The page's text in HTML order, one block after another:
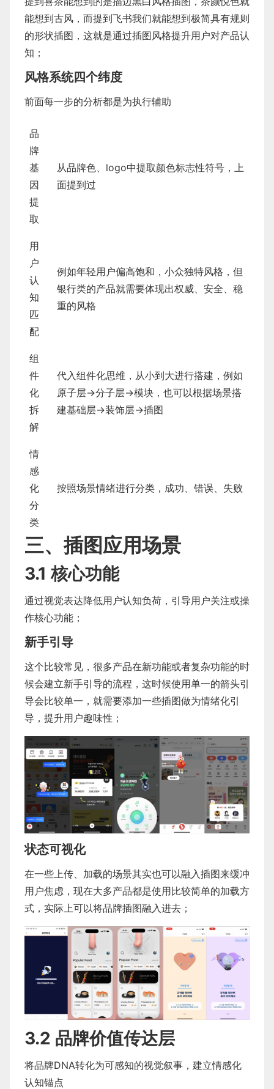
能想到古风，而提到飞书我们就能想到极简具有规则
的形状插图，这就是通过插图风格提升用户对产品认
知；
风格系统四个纬度
前面每一步的分析都是为执行辅助
品
牌
基
因
提
取
从品牌色、logo中提取颜色标志性符号，上
面提到过
用
户
认
知
匹
配
例如年轻用户偏高饱和，小众独特风格，但
银行类的产品就需要体现出权威、安全、稳
重的风格
组
件
化
拆
解
代入组件化思维，从小到大进行搭建，例如
原子层→分子层→模块，也可以根据场景搭
建基础层→装饰层→插图
情
感
化
分
类
按照场景情绪进行分类，成功、错误、失败
三、插图应用场景
3.1 核心功能
通过视觉表达降低用户认知负荷，引导用户关注或操
作核心功能；
新手引导
这个比较常见，很多产品在新功能或者复杂功能的时
候会建立新手引导的流程，这时候使用单一的箭头引
导会比较单一，就需要添加一些插图做为情绪化引
导，提升用户趣味性；
状态可视化
在一些上传、加载的场景其实也可以融入插图来缓冲
用户焦虑，现在大多产品都是使用比较简单的加载方
式，实际上可以将品牌插图融入进去；
3.2 品牌价值传达层
将品牌DNA转化为可感知的视觉叙事，建立情感化
认知锚点